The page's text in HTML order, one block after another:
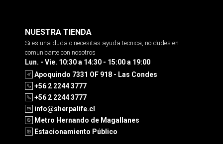
NUESTRA TIENDA
Si es una duda o necesitas ayuda tecnica, no dudes en
comunicarte con nosotros
Lun. - Vie. 10:30 a 14:30 - 15:00 a 19:00
Apoquindo 7331 OF 918 - Las Condes
+56 2 2244 3777
+56 2 2244 3777
info@sherpalife.cl
Metro Hernando de Magallanes
Estacionamiento Público